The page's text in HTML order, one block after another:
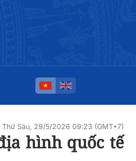
Thứ Sáu, 29/5/2026 09:23 (GMT+7)
hình quốc tế